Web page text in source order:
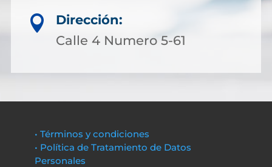

Dirección:
Calle 4 Numero 5-61
• Términos y condiciones
• Política de Tratamiento de Datos
Personales